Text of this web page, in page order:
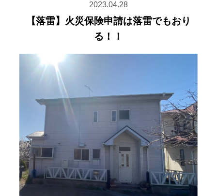
2023.04.28
【落雷】火災保険申請は落雷でもおり
る！！